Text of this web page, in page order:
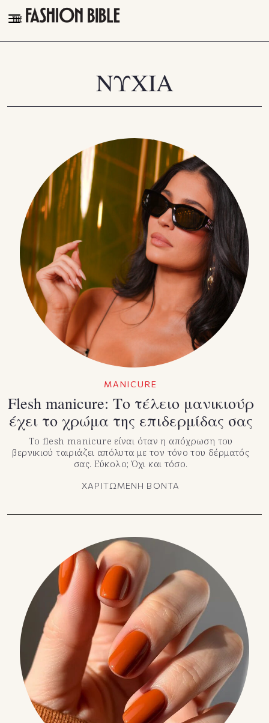
THE FASHION BIBLE
FOLLOW
Facebook
Youtube
TikTok
X(Twitter)
ΝΥΧΙΑ
MANICURE
Flesh manicure: Το τέλειο μανικιούρ
έχει το χρώμα της επιδερμίδας σας
Το flesh manicure είναι όταν η απόχρωση του
βερνικιού ταιριάζει απόλυτα με τον τόνο του δέρματός
σας. Εύκολο; Όχι και τόσο.
ΧΑΡΙΤΩΜΕΝΗ ΒΟΝΤΑ